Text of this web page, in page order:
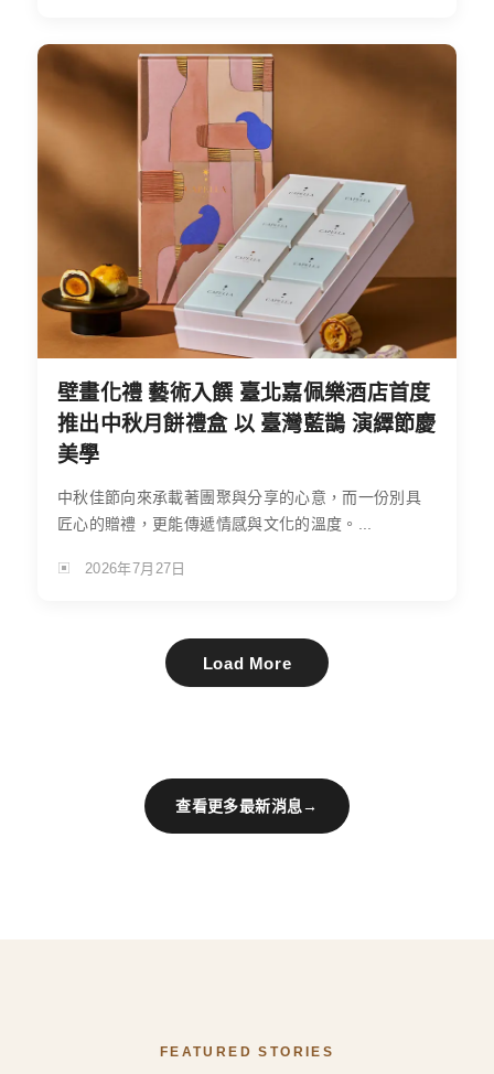
壁畫化禮 藝術入饌 臺北嘉佩樂酒店首度
推出中秋月餅禮盒 以 臺灣藍鵲 演繹節慶
美學
中秋佳節向來承載著團聚與分享的心意，而一份別具
匠心的贈禮，更能傳遞情感與文化的溫度。...
2026年7月27日
Load More
查看更多最新消息→
FEATURED STORIES